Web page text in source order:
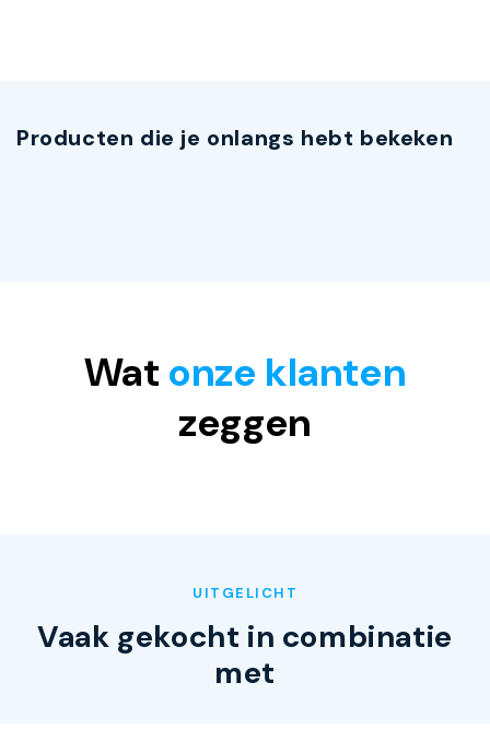
Producten die je onlangs hebt bekeken
Wat onze klanten
zeggen
UITGELICHT
Vaak gekocht in combinatie
met